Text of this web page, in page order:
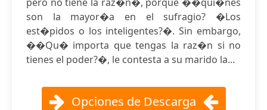
son la mayor�a en el sufragio? �Los
est�pidos o los inteligentes?�. Sin embargo,
��Qu� importa que tengas la raz�n si no
tienes el poder?�, le contesta a su marido la...
Opciones de Descarga